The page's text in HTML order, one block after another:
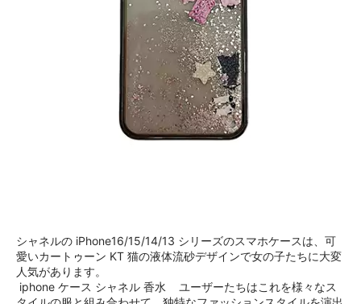
シャネルの iPhone16/15/14/13 シリーズのスマホケースは、可
愛いカートゥーン KT 猫の液体流砂デザインで女の子たちに大変
人気があります。
iphone ケース シャネル 香水 ユーザーたちはこれを様々なス